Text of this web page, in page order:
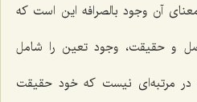
آن وجود بالصرافه این است که
و حقیقت، وجود تعین را شامل
در مرتبه‌ای نیست که خود حقیقت